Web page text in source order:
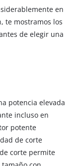
en
te mostramos los
de elegir una
potencia elevada
incluso en
potente
de corte
corte permite